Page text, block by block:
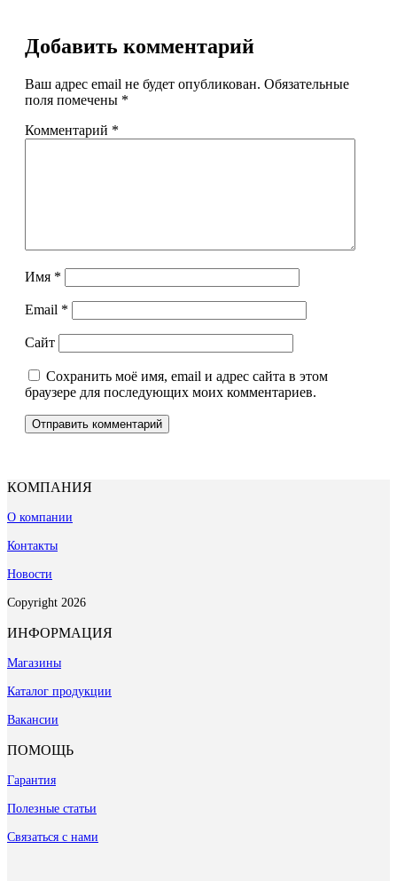
Добавить комментарий
Ваш адрес email не будет опубликован. Обязательные
поля помечены *
Комментарий *
Имя *
Email *
Сайт
Сохранить моё имя, email и адрес сайта в этом
браузере для последующих моих комментариев.
КОМПАНИЯ
О компании
Контакты
Новости
Copyright 2026
ИНФОРМАЦИЯ
Магазины
Каталог продукции
Вакансии
ПОМОЩЬ
Гарантия
Полезные статьи
Связаться с нами